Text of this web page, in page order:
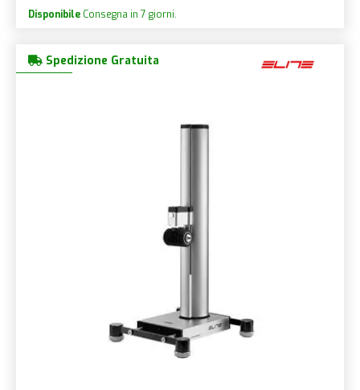
Disponibile Consegna in 7 giorni.
Spedizione Gratuita